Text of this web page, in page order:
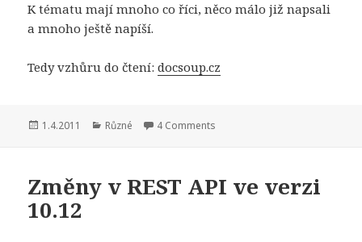
K tématu mají mnoho co říci, něco málo již napsali
a mnoho ještě napíší.
Tedy vzhůru do čtení:docsoup.cz
Publikováno:
1.4.2011 Rubriky:
Různé 4 Comments
Změny v REST API ve verzi
10.12